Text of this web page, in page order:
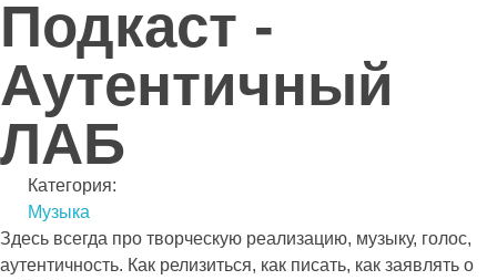
Подкаст -
Аутентичный
ЛАБ
Категория:
Музыка
Здесь всегда про творческую реализацию, музыку, голос,
аутентичность. Как релизиться, как писать, как заявлять о